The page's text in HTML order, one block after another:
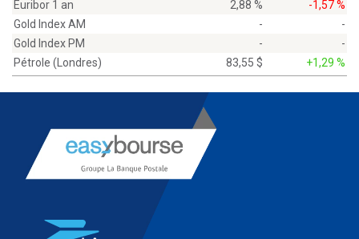
Euribor 1 an 2,88 %
-1,57 %
Gold Index AM
-
-
Gold Index PM
-
-
Pétrole (Londres)
83,55 $ +1,29 %